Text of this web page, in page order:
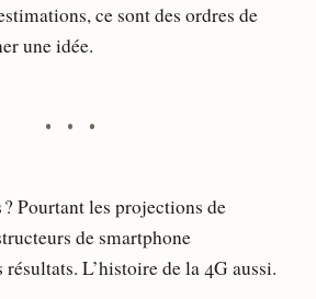
ce sont des ordres de
une idée.
? Pourtant les projections de
de smartphone
résultats. L’histoire de la 4G aussi.